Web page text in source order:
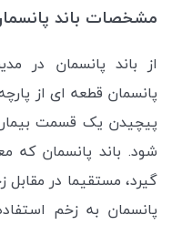
مشخصات باند
از باند پانسمان در
پانسمان قطعه ای از
پیچیدن یک قسمت
شود. باند پانسمان که
گیرد، مستقیما در مقابل
پانسمان به زخم